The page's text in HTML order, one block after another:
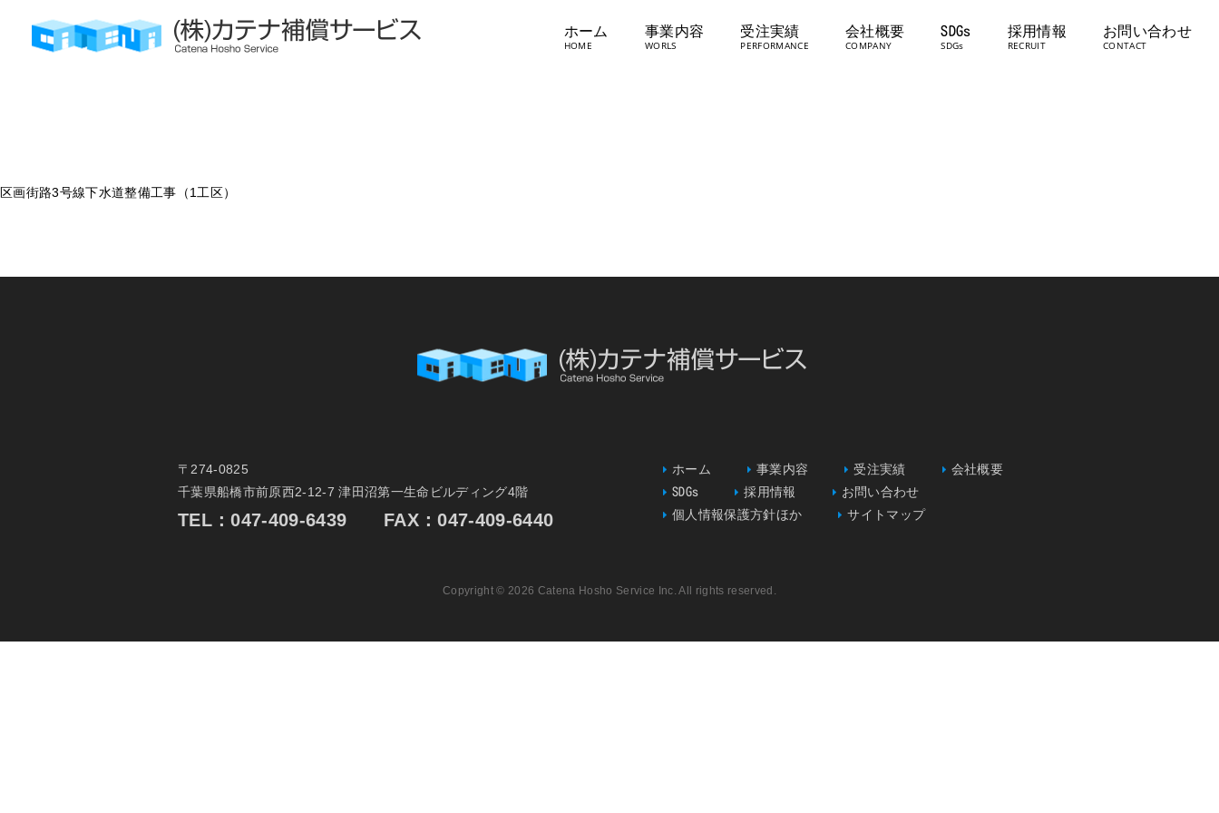
ホーム 事業内容 受注実績 会社概要 SDGs 採用情報 お問い合わせ
区画街路3号線下水道整備工事（1工区）
〒274-0825
千葉県船橋市前原西2-12-7 津田沼第一生命ビルディング4階
TEL：047-409-6439 FAX：047-409-6440
ホーム 事業内容 受注実績
会社概要
SDGs
採用情報
お問い合わせ
個人情報保護方針ほか
サイトマップ
Copyright © 2026 Catena Hosho Service Inc. All rights reserved.